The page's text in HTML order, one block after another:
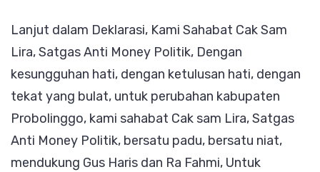
Lanjut dalam Deklarasi, Kami Sahabat Cak Sam
Lira, Satgas Anti Money Politik, Dengan
kesungguhan hati, dengan ketulusan hati, dengan
tekat yang bulat, untuk perubahan kabupaten
Probolinggo, kami sahabat Cak sam Lira, Satgas
Anti Money Politik, bersatu padu, bersatu niat,
mendukung Gus Haris dan Ra Fahmi, Untuk